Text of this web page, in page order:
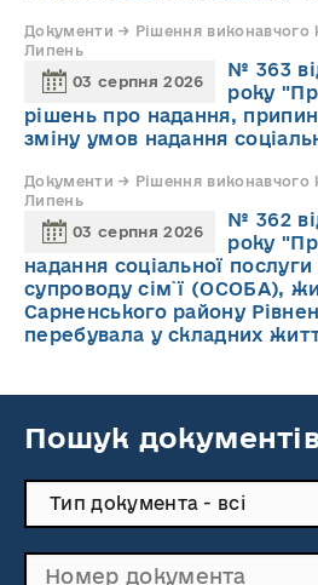
Документи → Рішення виконавчого
Липень
03 серпня 2026
№ 363
року
рішень про надання,
зміну умов надання
Документи → Рішення виконавчого
Липень
03 серпня 2026
№ 362
року
надання соціальної послуги
супроводу cім`ї (ОСОБА),
Сарненського району
перебувала у складних
Пошук